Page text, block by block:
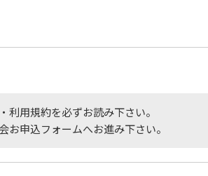
利用規約を必ずお読み下さい。
申込フォームへお進み下さい。